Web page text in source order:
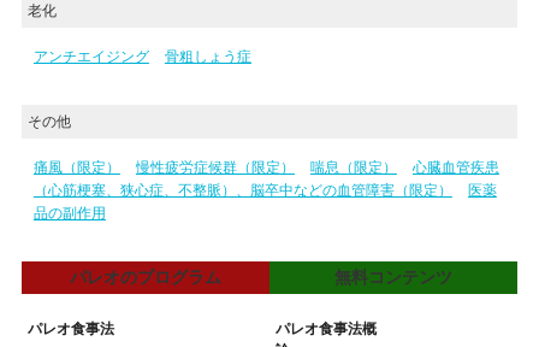
老化
アンチエイジング 骨粗しょう症
その他
痛風（限定） 慢性疲労症候群（限定） 喘息（限定）
心臓血管疾患
（心筋梗塞、狭心症、不整脈）、脳卒中などの血管障害（限定）
医薬
品の副作用
パレオのプログラム
パレオ食事法
無料コンテンツ
パレオ食事法概